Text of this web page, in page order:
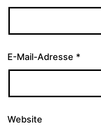
E-Mail-Adresse *
Website